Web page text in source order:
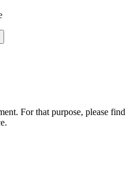
For that purpose, please find